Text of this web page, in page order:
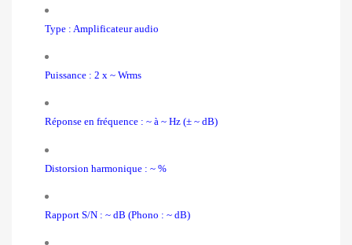
Type : Amplificateur audio
Puissance : 2 x ~ Wrms
Réponse en fréquence : ~ à ~ Hz (± ~ dB)
Distorsion harmonique : ~ %
Rapport S/N : ~ dB (Phono : ~ dB)